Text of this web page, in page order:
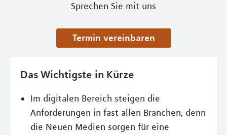
Sprechen Sie mit uns
Termin vereinbaren
Das Wichtigste in Kürze
Im digitalen Bereich steigen die
Anforderungen in fast allen Branchen, denn
die Neuen Medien sorgen für eine